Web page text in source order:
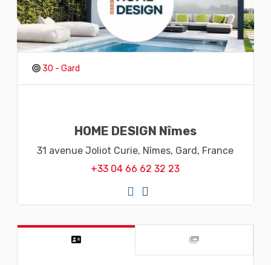
30 - Gard
HOME DESIGN Nîmes
31 avenue Joliot Curie, Nîmes, Gard, France
+33 04 66 62 32 23